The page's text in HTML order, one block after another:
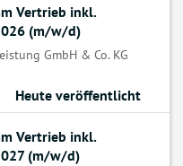
Vertrieb inkl.
(m/w/d)
GmbH & Co. KG
Heute veröffentlicht
Vertrieb inkl.
(m/w/d)